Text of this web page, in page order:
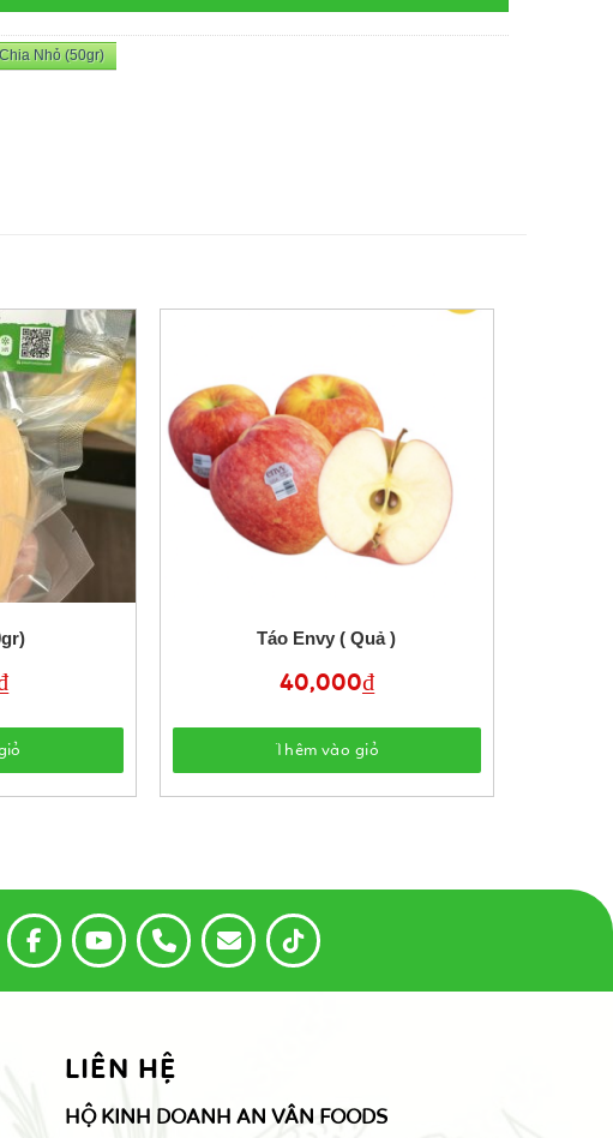
Nhỏ (50gr)
Táo Envy ( Quả )
40,000₫
Thêm vào giỏ
LIÊN HỆ
HỘ KINH DOANH AN VÂN FOODS